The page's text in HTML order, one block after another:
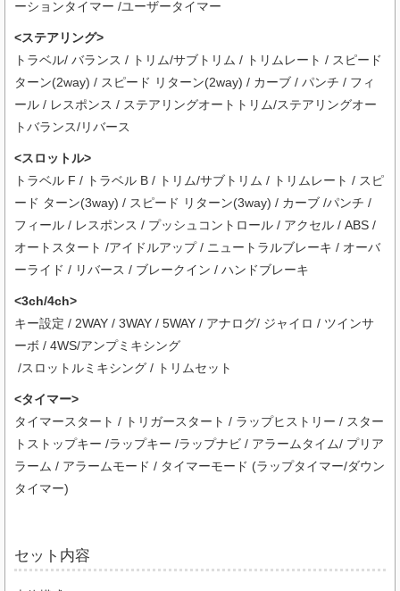
ーションタイマー /ユーザータイマー
<ステアリング>
トラベル/ バランス / トリム/サブトリム / トリムレート / スピード
ターン(2way) / スピード リターン(2way) / カーブ / パンチ / フィ
ール / レスポンス / ステアリングオートトリム/ステアリングオー
トバランス/リバース
<スロットル>
トラベル F / トラベル B / トリム/サブトリム / トリムレート / スピ
ード ターン(3way) / スピード リターン(3way) / カーブ /パンチ /
フィール / レスポンス / プッシュコントロール / アクセル / ABS /
オートスタート /アイドルアップ / ニュートラルブレーキ / オーバ
ーライド / リバース / ブレークイン / ハンドブレーキ
<3ch/4ch>
キー設定 / 2WAY / 3WAY / 5WAY / アナログ/ ジャイロ / ツインサ
ーボ / 4WS/アンプミキシング
/スロットルミキシング / トリムセット
<タイマー>
タイマースタート / トリガースタート / ラップヒストリー / スター
トストップキー /ラップキー /ラップナビ / アラームタイム/ プリア
ラーム / アラームモード / タイマーモード (ラップタイマー/ダウン
タイマー)
セット内容